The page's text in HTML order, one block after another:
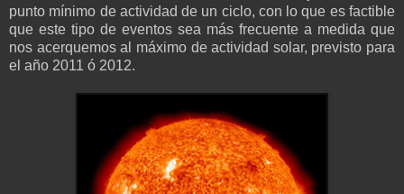
punto mínimo de actividad de un ciclo, con lo que es factible
que este tipo de eventos sea más frecuente a medida que
nos acerquemos al máximo de actividad solar, previsto para
el año 2011 ó 2012.